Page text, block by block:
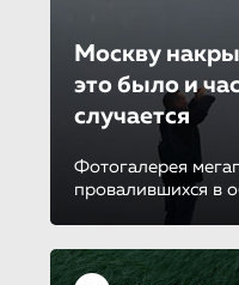
Москву
это было и
случается
Фотогалерея
провалившихся в